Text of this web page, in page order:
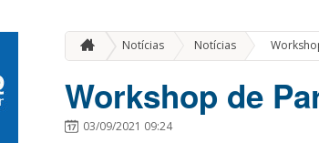
Notícias Notícias »
Workshop de
03/09/2021 09:24